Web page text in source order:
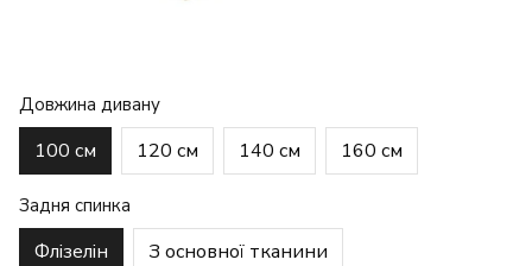
Довжина дивану
100 см 120 см 140 см 160 см
Задня спинка
Флізелін З основної тканини